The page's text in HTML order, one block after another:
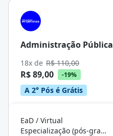
Administração Pública
18x de R$ 110,00
R$ 89,00 -19%
A 2° Pós é Grátis
EaD / Virtual
Especialização (pós-graduação)